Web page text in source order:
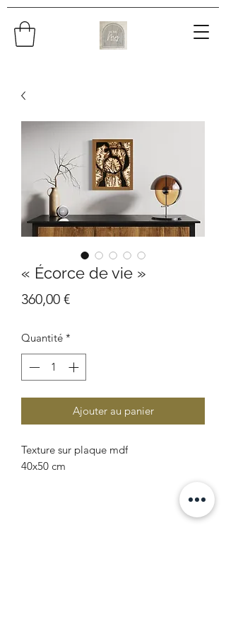
« Écorce de vie »
360,00 €Prix
Quantité *
Ajouter au panier
Texture sur plaque mdf
40x50 cm